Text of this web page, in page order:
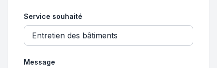
Service souhaité
Message